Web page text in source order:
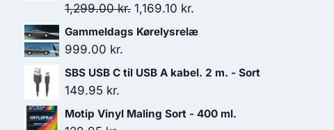
1,299.00kr. Den
oprindelige
1,169.10 kr.
aktuelle
Gammeldags Kørelysrelæ
999.00 kr.
SBS USB C til USB A kabel. 2 m. - Sort
149.95 kr.
Motip Vinyl Maling Sort - 400 ml.